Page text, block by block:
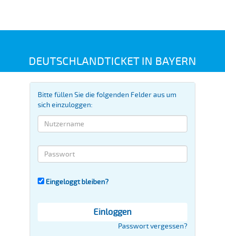
DEUTSCHLANDTICKET IN BAYERN
Bitte füllen Sie die folgenden Felder aus um
sich einzuloggen:
Eingeloggt bleiben?
Einloggen
Passwort vergessen?